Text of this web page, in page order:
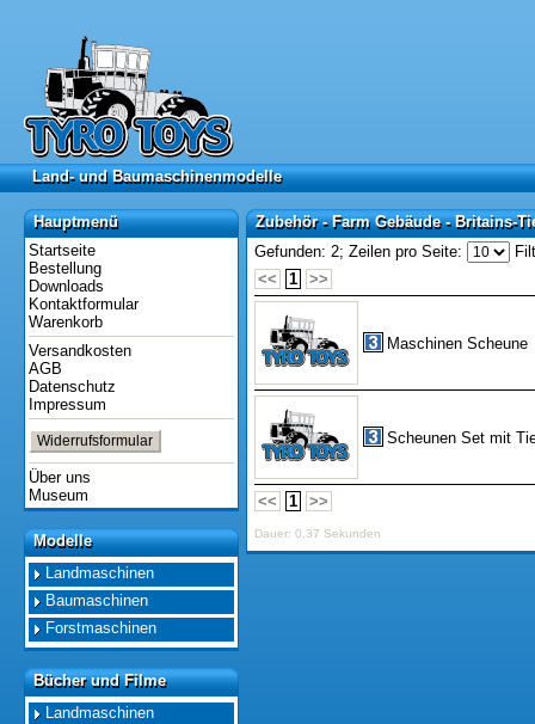
Land- und Baumaschinenmodelle
Land- und Baumaschinenmodelle
Hauptmenü
Hauptmenü
Startseite
Bestellung
Downloads
Kontaktformular
Warenkorb
Versandkosten
AGB
Datenschutz
Impressum
Widerrufsformular
Über uns
Museum
Modelle
Modelle
Landmaschinen
Baumaschinen
Forstmaschinen
Bücher und Filme
Bücher und Filme
Landmaschinen
Zubehör - Farm Gebäude - Britains-
Zubehör - Farm Gebäude - Britains-
Gefunden: 2; Zeilen pro Seite:
<<
1 >>
Maschinen Scheune
Scheunen Set mit
<< 1 >>
Dauer: 0,37 Sekunden